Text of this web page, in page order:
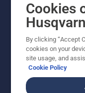
viste priser er
forbehold for
stræber efter at
dette websted
vejledende
Cookies
By clicking “Accept
cookies on your
site usage, and
Cookie Policy